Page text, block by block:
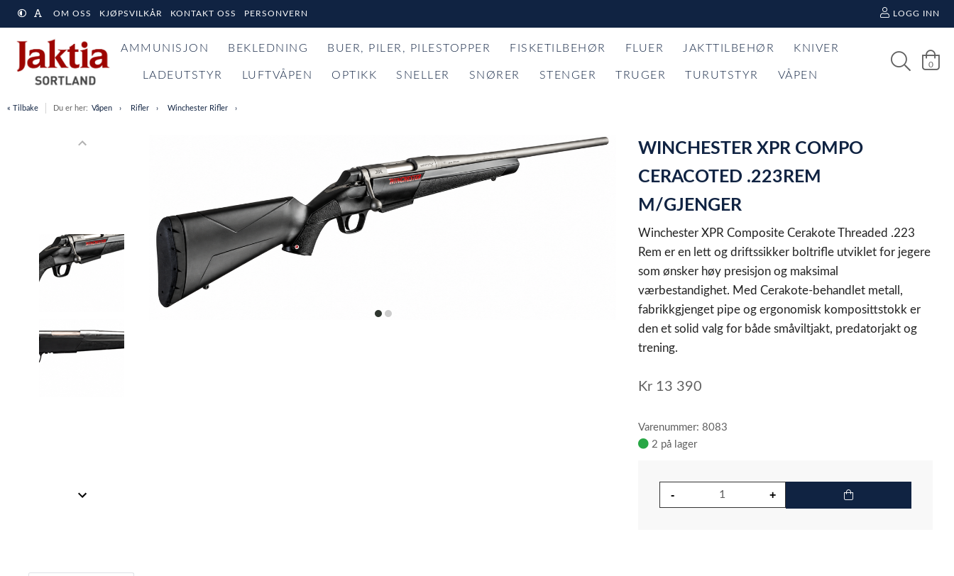
OM OSS KJØPSVILKÅR KONTAKT OSS PERSONVERN LOGG INN
AMMUNISJON BEKLEDNING BUER, PILER, PILESTOPPER FISKETILBEHØR FLUER JAKTTILBEHØR KNIVER
LADEUTSTYR LUFTVÅPEN OPTIKK SNELLER SNØRER STENGER TRUGER TURUTSTYR VÅPEN
0
« Tilbake Du er her: Våpen Rifler Winchester Rifler
itemitem
WINCHESTER XPR COMPO
CERACOTED .223REM
M/GJENGER
Winchester XPR Composite Cerakote Threaded .223
Rem er en lett og driftssikker boltrifle utviklet for jegere
som ønsker høy presisjon og maksimal
værbestandighet. Med Cerakote-behandlet metall,
fabrikkgjenget pipe og ergonomisk komposittstokk er
den et solid valg for både småviltjakt, predatorjakt og
trening.
Kr 13 390
Varenummer: 8083
2 på lager